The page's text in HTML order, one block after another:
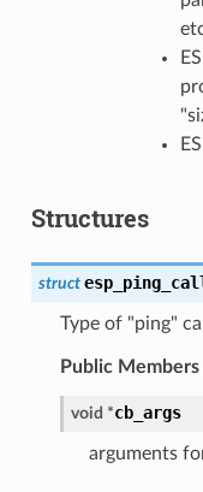
Structures
struct
Type of "ping"
Public Members
void *cb_args
arguments